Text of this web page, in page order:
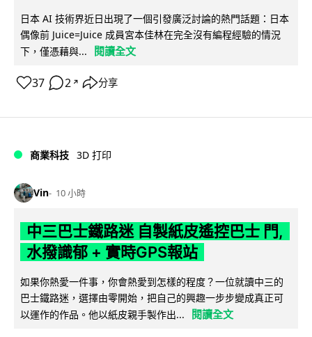
日本 AI 技術界近日出現了一個引發廣泛討論的熱門話題：日本
偶像前 Juice=Juice 成員宮本佳林在完全沒有編程經驗的情況
下，僅憑藉與...
閱讀全文
37 2 ↗ 分享
商業科技 3D 打印
Vin 10 小時
中三巴士鐵路迷 自製紙皮遙控巴士 門,
水撥識郁 + 實時GPS報站
如果你熱愛一件事，你會熱愛到怎樣的程度？一位就讀中三的
巴士鐵路迷，選擇由零開始，把自己的興趣一步步變成真正可
以運作的作品。他以紙皮親手製作出...
閱讀全文